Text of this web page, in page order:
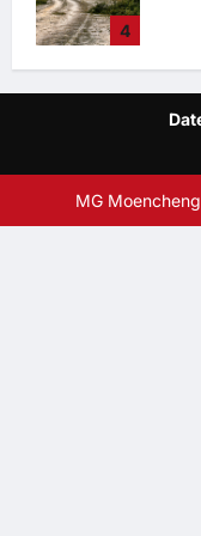
4
MG